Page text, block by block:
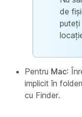
de
puteți
Pentru Mac:
implicit în
cu Finder.